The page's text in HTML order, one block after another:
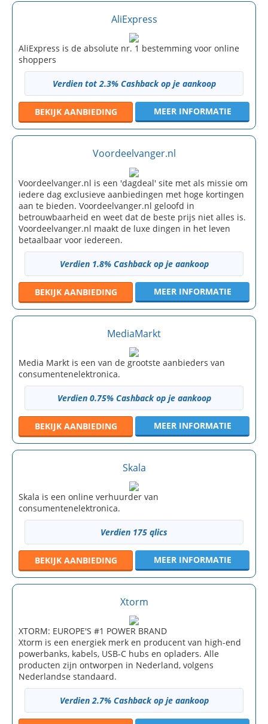
AliExpress
AliExpress is de absolute nr. 1 bestemming voor online
shoppers
Verdien tot 2.3% Cashback op je aankoop
BEKIJK AANBIEDING MEER INFORMATIE
Voordeelvanger.nl
Voordeelvanger.nl is een 'dagdeal' site met als missie om
iedere dag exclusieve aanbiedingen met hoge kortingen
aan te bieden. Voordeelvanger.nl geloofd in
betrouwbaarheid en weet dat de beste prijs niet alles is.
Voordeelvanger.nl maakt de luxe dingen in het leven
betaalbaar voor iedereen.
Verdien 1.8% Cashback op je aankoop
BEKIJK AANBIEDING MEER INFORMATIE
MediaMarkt
Media Markt is een van de grootste aanbieders van
consumentenelektronica.
Verdien 0.75% Cashback op je aankoop
BEKIJK AANBIEDING MEER INFORMATIE
Skala
Skala is een online verhuurder van
consumentenelektronica.
Verdien 175 qlics
BEKIJK AANBIEDING MEER INFORMATIE
Xtorm
XTORM: EUROPE'S #1 POWER BRAND
Xtorm is een energiek merk en producent van high-end
powerbanks, kabels, USB-C hubs en opladers. Alle
producten zijn ontworpen in Nederland, volgens
Nederlandse standaard.
Verdien 2.7% Cashback op je aankoop